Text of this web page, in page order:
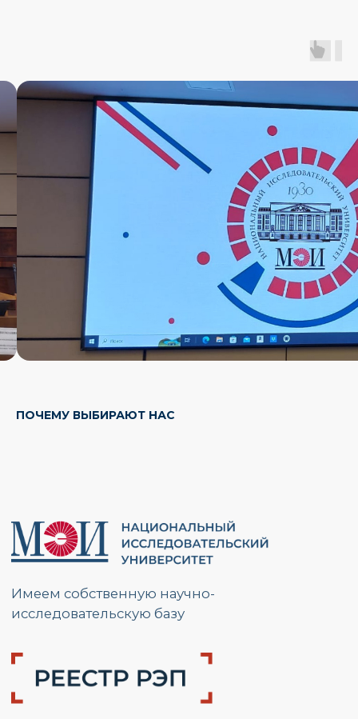
ПОЧЕМУ ВЫБИРАЮТ НАС
Имеем собственное ПО, находящееся
в Реестре Российского Программного
Наш эксклюзивный
дистрибьютор
сертифицированный
партнер
Будем на связи!